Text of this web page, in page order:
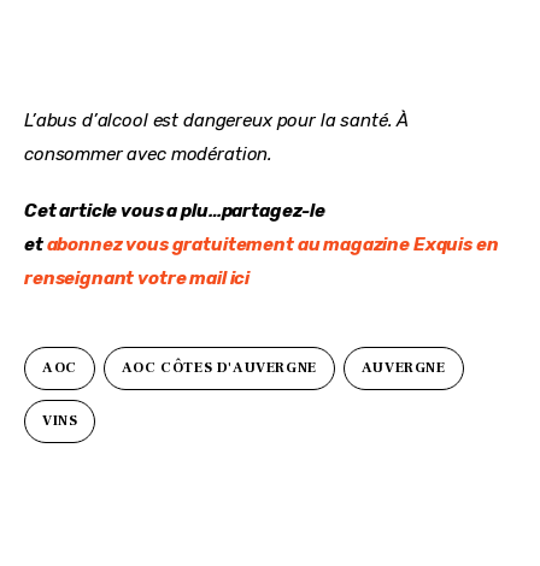
L’abus d’alcool est dangereux pour la santé. À
consommer avec modération.
Cet article vous a plu…partagez-le
et abonnez vous gratuitement au magazine Exquis en
renseignant votre mail ici
AOC AOC CÔTES D'AUVERGNE AUVERGNE
VINS